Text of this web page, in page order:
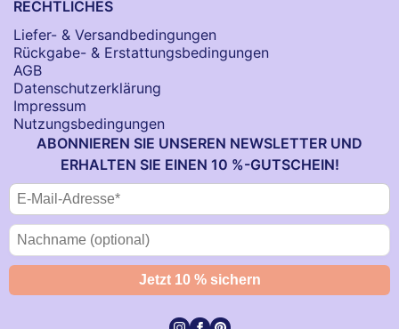
RECHTLICHES
Liefer- & Versandbedingungen
Rückgabe- & Erstattungsbedingungen
AGB
Datenschutzerklärung
Impressum
Nutzungsbedingungen
ABONNIEREN SIE UNSEREN NEWSLETTER UND
ERHALTEN SIE EINEN 10 %-GUTSCHEIN!